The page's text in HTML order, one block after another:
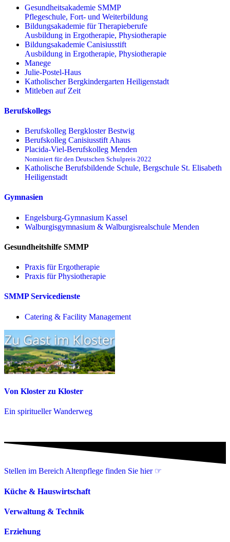
Gesundheitsakademie SMMP
Pflegeschule, Fort- und Weiterbildung
Bildungsakademie für Therapieberufe
Ausbildung in Ergotherapie, Physiotherapie
Bildungsakademie Canisiusstift
Ausbildung in Ergotherapie, Physiotherapie
Manege
Julie-Postel-Haus
Katholischer Bergkindergarten Heiligenstadt
Mitleben auf Zeit
Berufskollegs
Berufskolleg Bergkloster Bestwig
Berufskolleg Canisiusstift Ahaus
Placida-Viel-Berufskolleg Menden
Nominiert für den Deutschen Schulpreis 2022
Katholische Berufsbildende Schule, Bergschule St. Elisabeth
Heiligenstadt
Gymnasien
Engelsburg-Gymnasium Kassel
Walburgisgymnasium & Walburgisrealschule Menden
Gesundheitshilfe SMMP
Praxis für Ergo­therapie
Praxis für Physio­therapie
SMMP Servicedienste
Catering & Facility Management
Von Kloster zu Kloster
Ein spiritueller Wanderweg
Stellen im Bereich Altenpflege finden Sie hier ☞
Küche & Hauswirtschaft
Verwaltung & Technik
Erziehung